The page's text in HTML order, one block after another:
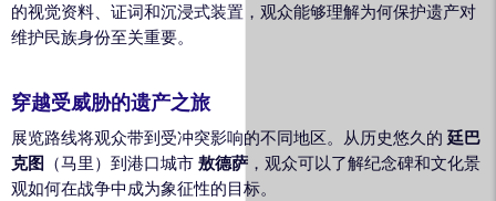
的视觉资料、证词和沉浸式装置，观众能够理解为何保护遗产对
维护民族身份至关重要。
穿越受威胁的遗产之旅
展览路线将观众带到受冲突影响的不同地区。从历史悠久的 廷巴
克图 （马里）到港口城市 敖德萨 ，观众可以了解纪念碑和文化景
观如何在战争中成为象征性的目标。